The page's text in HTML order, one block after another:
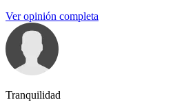
Ver opinión completa
Tranquilidad